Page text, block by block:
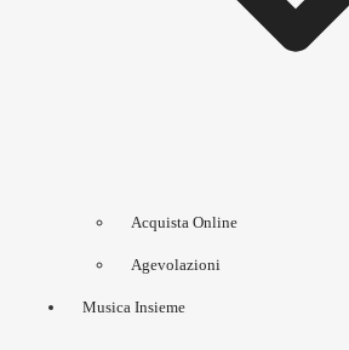
Acquista Online
Agevolazioni
Musica Insieme